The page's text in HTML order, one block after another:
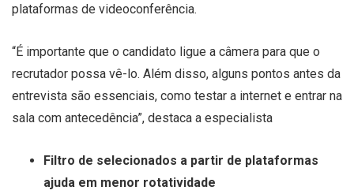
plataformas de videoconferência.
“É importante que o candidato ligue a câmera para que o
recrutador possa vê-lo. Além disso, alguns pontos antes da
entrevista são essenciais, como testar a internet e entrar na
sala com antecedência”, destaca a especialista
Filtro de selecionados a partir de plataformas
ajuda em menor rotatividade